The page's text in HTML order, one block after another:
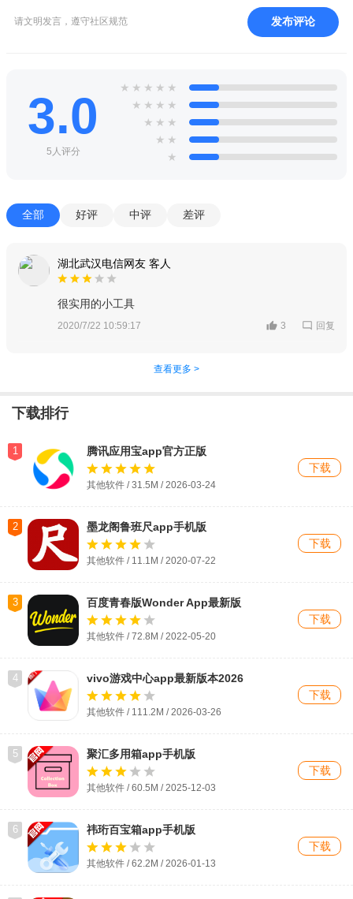
请文明发言，遵守社区规范 发布评论
3.0
5人评分
★ ★ ★ ★ ★
★ ★ ★ ★
★ ★ ★
★ ★
★
全部 好评 中评 差评
湖北武汉电信网友 客人
很实用的小工具
2020/7/22 10:59:17 3 回复
查看更多 >
下载排行
1 腾讯应用宝app官方正版
其他软件 / 31.5M / 2026-03-24
下载
2 墨龙阁鲁班尺app手机版
其他软件 / 11.1M / 2020-07-22
下载
3 百度青春版Wonder App最新版
其他软件 / 72.8M / 2022-05-20
下载
4 vivo游戏中心app最新版本2026
其他软件 / 111.2M / 2026-03-26
下载
5 聚汇多用箱app手机版
其他软件 / 60.5M / 2025-12-03
下载
6 祎珩百宝箱app手机版
其他软件 / 62.2M / 2026-01-13
下载